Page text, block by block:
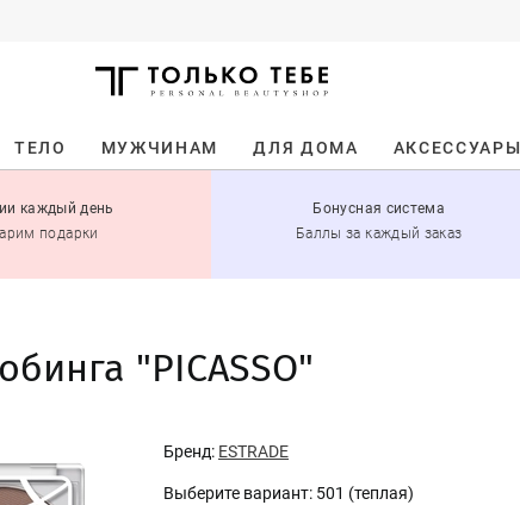
ТЕЛО МУЖЧИНАМ ДЛЯ ДОМА АКСЕССУАРЫ
каждый день
подарки
Бонусная система
Баллы за каждый заказ
"PICASSO"
Бренд: ESTRADE
Выберите вариант: 501 (теплая)